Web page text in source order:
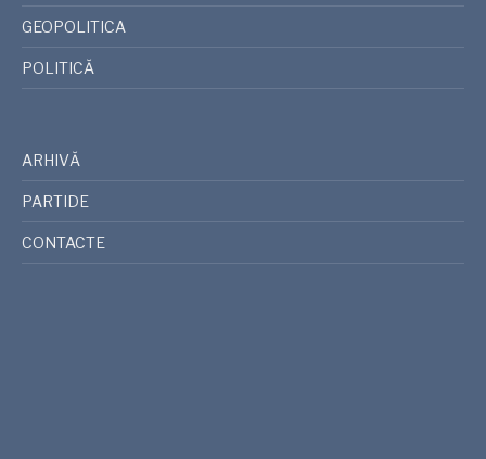
GEOPOLITICA
POLITICĂ
ARHIVĂ
PARTIDE
CONTACTE